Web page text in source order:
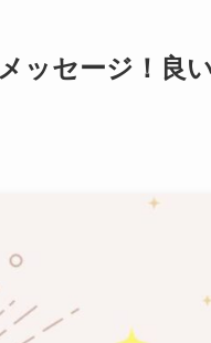
ッセージ！良